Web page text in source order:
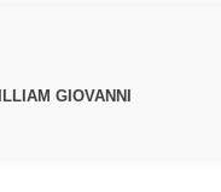
GIOVANNI